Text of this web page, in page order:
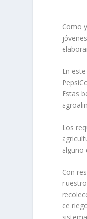
Como
En
Estas
Los
alguno
Con
de